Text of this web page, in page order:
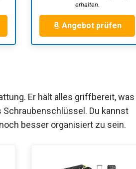
erhalten.
Angebot prüfen
Er hält alles griffbereit, was
Du kannst
besser organisiert zu sein.